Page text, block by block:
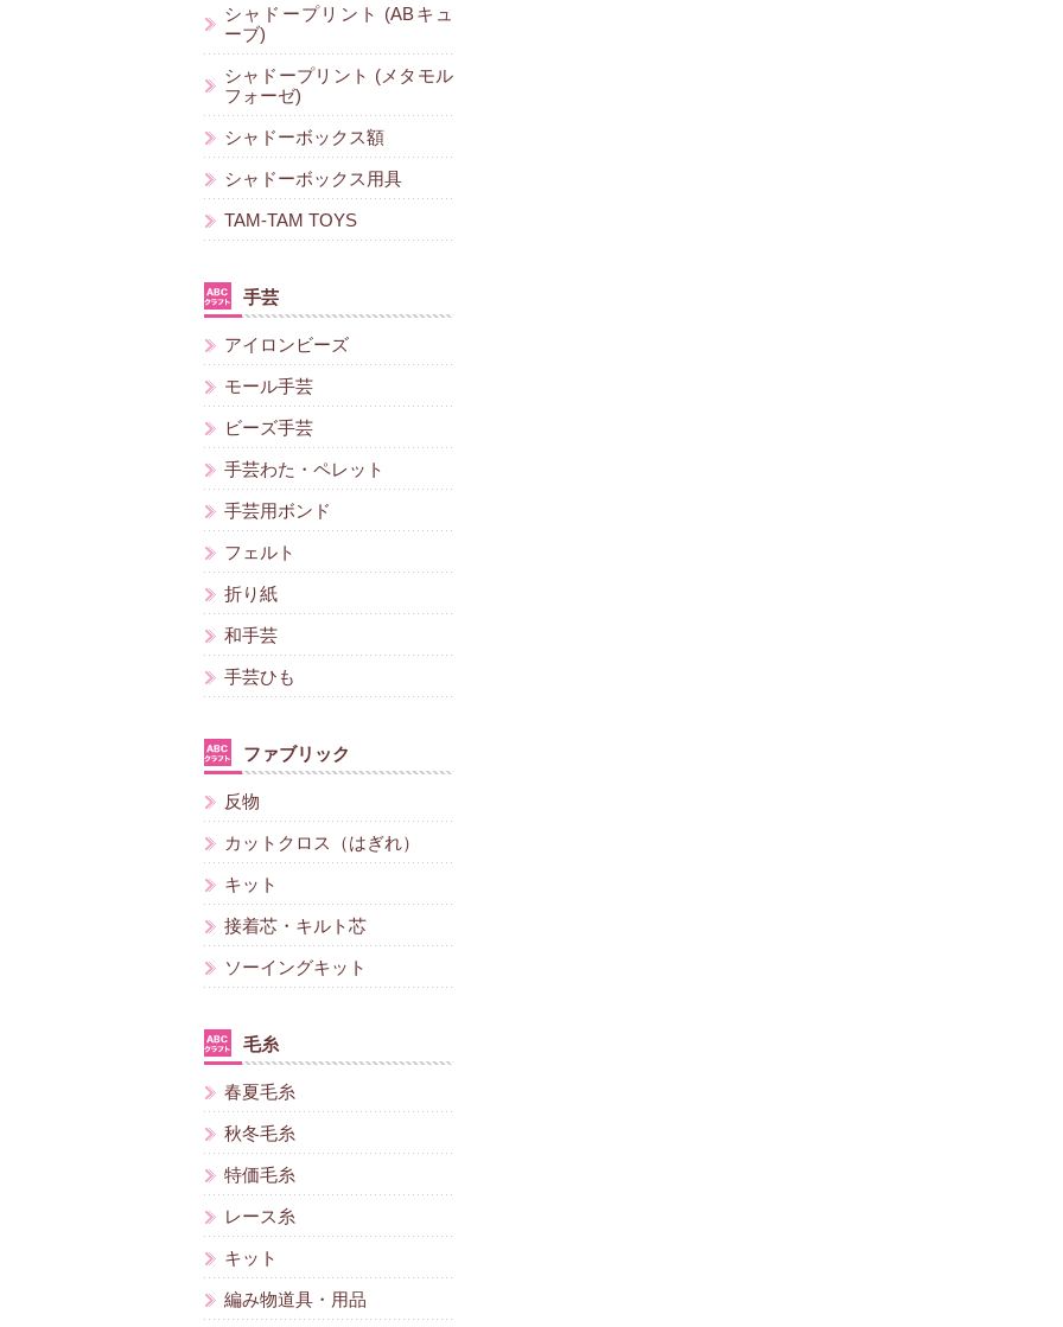
シャドープリント (ABキュ
ーブ)
シャドープリント (メタモル
フォーゼ)
シャドーボックス額
シャドーボックス用具
TAM-TAM TOYS
手芸
アイロンビーズ
モール手芸
ビーズ手芸
手芸わた・ペレット
手芸用ボンド
フェルト
折り紙
和手芸
手芸ひも
ファブリック
反物
カットクロス（はぎれ）
キット
接着芯・キルト芯
ソーイングキット
毛糸
春夏毛糸
秋冬毛糸
特価毛糸
レース糸
キット
編み物道具・用品